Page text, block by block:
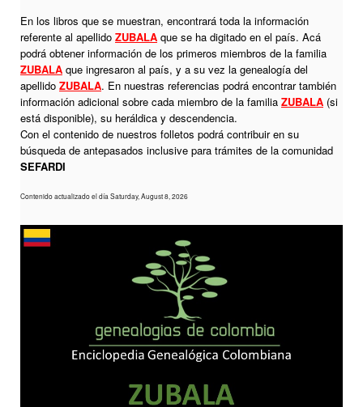
En los libros que se muestran, encontrará toda la información
referente al apellido ZUBALA que se ha digitado en el país. Acá
podrá obtener información de los primeros miembros de la familia
ZUBALA que ingresaron al país, y a su vez la genealogía del
apellido ZUBALA. En nuestras referencias podrá encontrar también
información adicional sobre cada miembro de la familia ZUBALA (si
está disponible), su heráldica y descendencia.
Con el contenido de nuestros folletos podrá contribuir en su
búsqueda de antepasados inclusive para trámites de la comunidad
SEFARDI
Contenido actualizado el día Saturday, August 8, 2026